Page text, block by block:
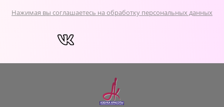
Нажимая вы соглашаетесь на обработку персональных данных